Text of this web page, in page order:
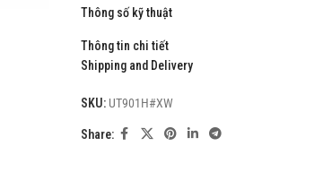
Hidden sidebar
No page heading
Small categories menu
Products list view
With background
Thông số kỹ thuật
Thông tin chi tiết
Shipping and Delivery
SKU: UT901H#XW
Share: